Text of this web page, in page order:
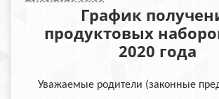
График
продуктовых
2020 года
Уважаемые родители (законные